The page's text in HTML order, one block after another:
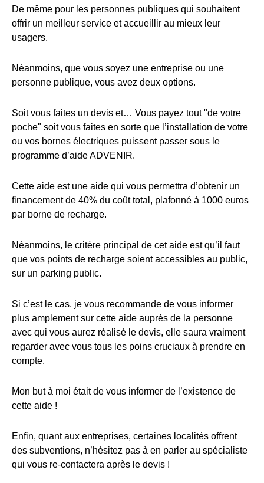
De même pour les personnes publiques qui souhaitent
offrir un meilleur service et accueillir au mieux leur
usagers.
Néanmoins, que vous soyez une entreprise ou une
personne publique, vous avez deux options.
Soit vous faites un devis et… Vous payez tout "de votre
poche" soit vous faites en sorte que l’installation de votre
ou vos bornes électriques puissent passer sous le
programme d’aide ADVENIR.
Cette aide est une aide qui vous permettra d’obtenir un
financement de 40% du coût total, plafonné à 1000 euros
par borne de recharge.
Néanmoins, le critère principal de cet aide est qu’il faut
que vos points de recharge soient accessibles au public,
sur un parking public.
Si c’est le cas, je vous recommande de vous informer
plus amplement sur cette aide auprès de la personne
avec qui vous aurez réalisé le devis, elle saura vraiment
regarder avec vous tous les poins cruciaux à prendre en
compte.
Mon but à moi était de vous informer de l’existence de
cette aide !
Enfin, quant aux entreprises, certaines localités offrent
des subventions, n’hésitez pas à en parler au spécialiste
qui vous re-contactera après le devis !